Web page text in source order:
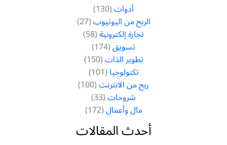
أدوات(130)
الربح من اليوتيوب(27)
تجارة إلكترونية(58)
تسويق(174)
تطوير الذات(150)
تكنولوجيا(101)
ربح من الانترنت(100)
شروحات(33)
مال وأعمال(172)
أحدث المقالات